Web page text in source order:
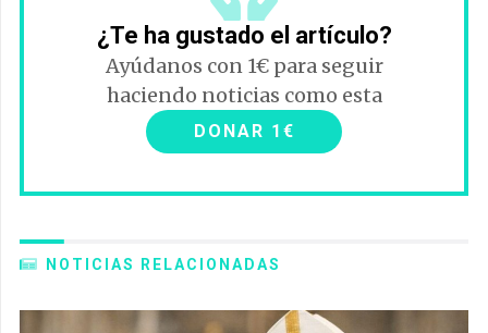
¿Te ha gustado el artículo?
Ayúdanos con 1€ para seguir
haciendo noticias como esta
DONAR 1€
NOTICIAS RELACIONADAS